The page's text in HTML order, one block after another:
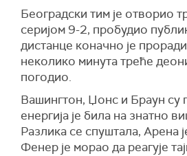
Београдски тим је отворио
серијом 9-2, пробудио
дистанце коначно је
неколико минута треће
погодио.
Вашингтон, Џонс и Браун су
енергија је била на знатно
Разлика се спуштала, Арена
Фенер је морао да реагује